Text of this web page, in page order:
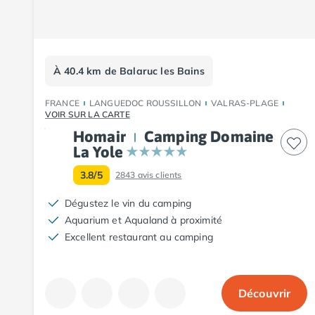
Camping Ille-et-Vilaine
Camping Dinard
Camping Saint-Malo
Camping Morbihan
Camping Auray
Camping Carnac
Camping La Trinité sur Mer
Camping Locmariaquer
Camping Penestin
Camping Quiberon
À 40.4 km de Balaruc les Bains
FRANCE LANGUEDOC ROUSSILLON
VALRAS-PLAGE
VOIR SUR LA CARTE
Homair
Camping Domaine
La Yole
3.8/5 2843 avis clients
Dégustez le vin du camping
Aquarium et Aqualand à proximité
Excellent restaurant au camping
Découvrir